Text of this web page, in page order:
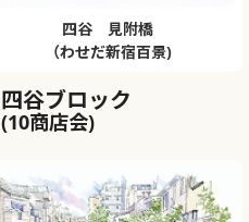
四谷 見附橋
（わせだ新宿百景)
四谷ブロック
(10商店会)